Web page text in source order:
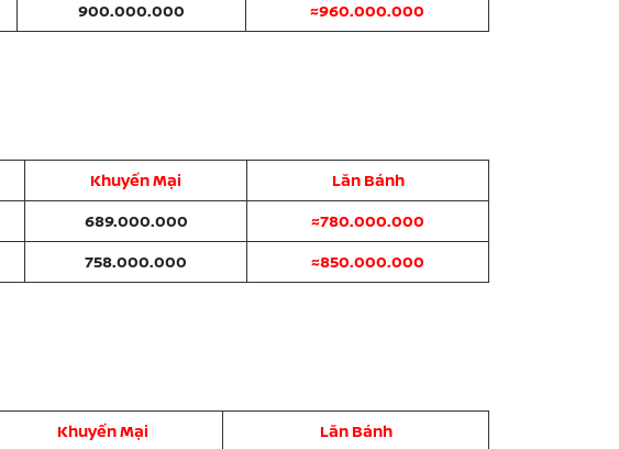
900.000.000 ≈960.000.000
Khuyến Mại Lăn Bánh
689.000.000 ≈780.000.000
758.000.000 ≈850.000.000
Khuyến Mại Lăn Bánh